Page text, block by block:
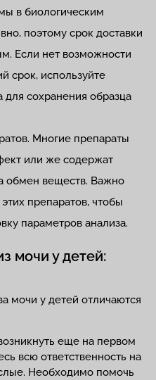
в биологическим
поэтому срок доставки
Если нет возможности
срок, используйте
сохранения образца
Многие препараты
или же содержат
обмен веществ. Важно
препаратов, чтобы
параметров анализа.
мочи у детей:
мочи у детей отличаются
еще на первом
всю ответственность на
Необходимо помочь